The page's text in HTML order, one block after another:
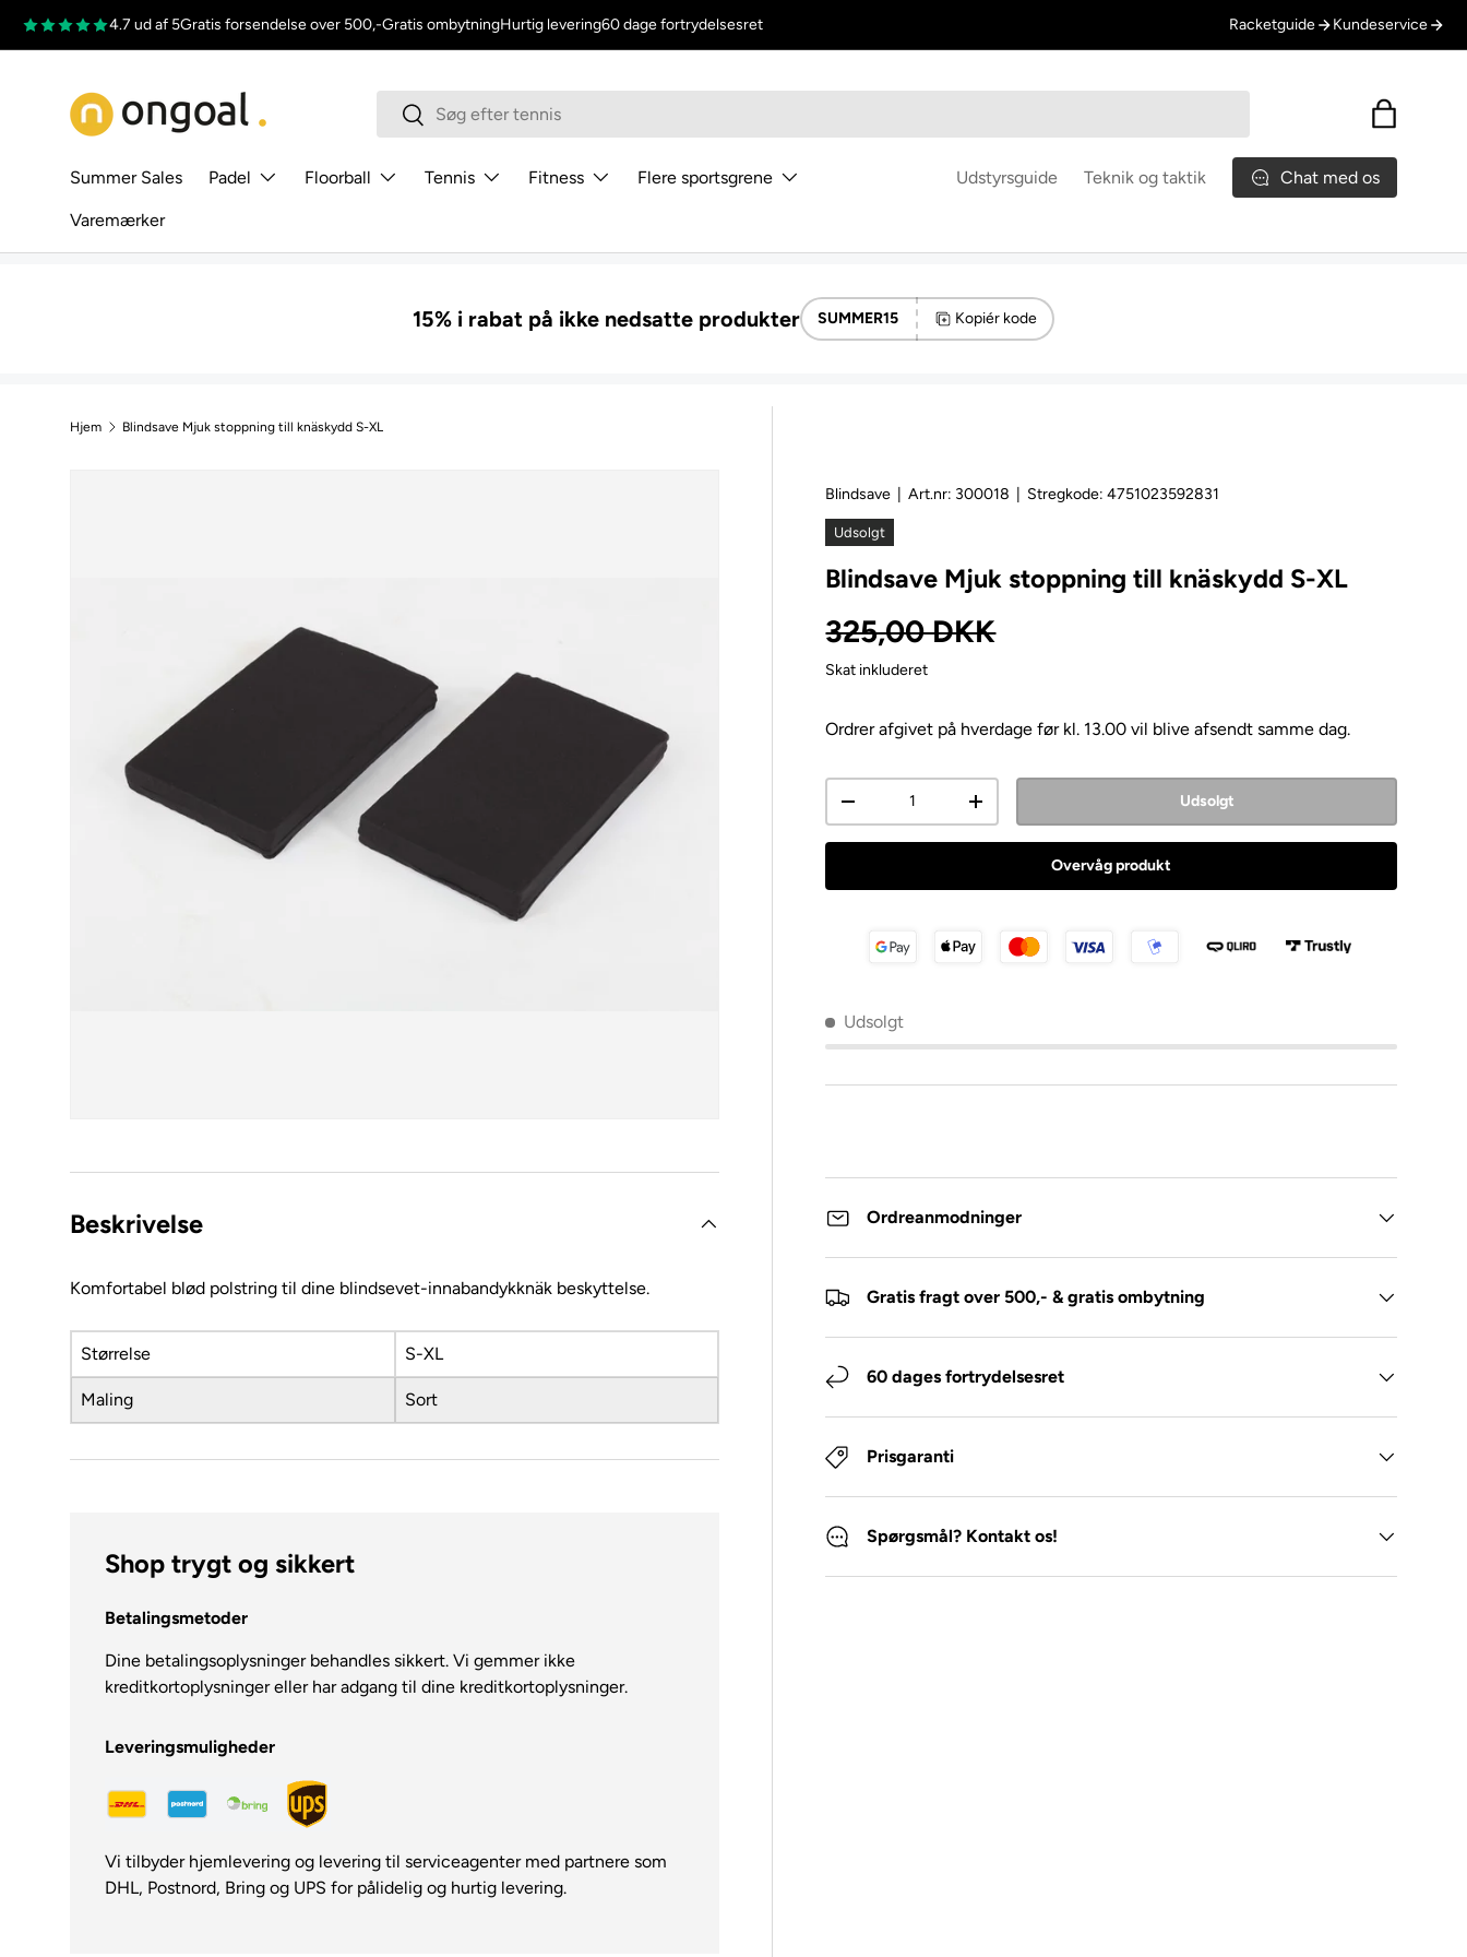
4.7 ud af 5Gratis forsendelse over 500,-Gratis ombytningHurtig levering60 dage fortrydelsesret Racketguide Kundeservice
Søg
Summer Sales Padel Floorball Tennis Fitness Flere sportsgrene
Varemærker
Udstyrsguide Teknik og taktik Chat med os
15% i rabat på ikke nedsatte produkter SUMMER15 Kopiér kode
Hjem Blindsave Mjuk stoppning till knäskydd S-XL
Blindsave |Art.nr: 300018 Stregkode: 4751023592831
Udsolgt
Blindsave Mjuk stoppning till knäskydd S-XL
Normal pris
325,00 DKK
Skat inkluderet
Ordrer afgivet på hverdage før kl. 13.00 vil blive afsendt samme dag.
Udsolgt
Overvåg produkt
Udsolgt
Ordreanmodninger
Gratis fragt over 500,- & gratis ombytning
60 dages fortrydelsesret
Prisgaranti
Spørgsmål? Kontakt os!
Beskrivelse
Komfortabel blød polstring til dine blindsevet-innabandykknäk beskyttelse.
Størrelse S-XL
Maling Sort
Shop trygt og sikkert
Betalingsmetoder
Dine betalingsoplysninger behandles sikkert. Vi gemmer ikke
kreditkortoplysninger eller har adgang til dine kreditkortoplysninger.
Leveringsmuligheder
Vi tilbyder hjemlevering og levering til serviceagenter med partnere som
DHL, Postnord, Bring og UPS for pålidelig og hurtig levering.